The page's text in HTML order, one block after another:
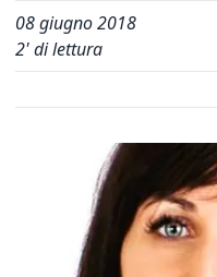
08 giugno 2018
2' di lettura